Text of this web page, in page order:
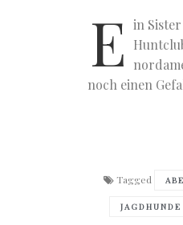
E in
noch einen
Tagged
JAGDHUNDE